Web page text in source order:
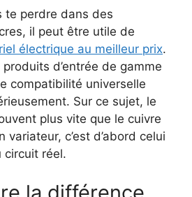
te perdre dans des
il peut être utile de
électrique au meilleur prix.
d’entrée de gamme
compatibilité universelle
Sur ce sujet, le
plus vite que le cuivre
c’est d’abord celui
circuit réel.